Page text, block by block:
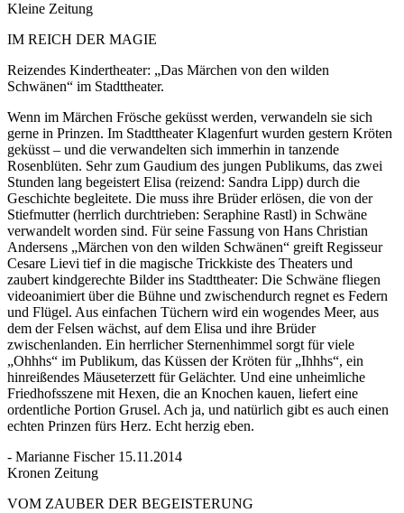
Kleine Zeitung
IM REICH DER MAGIE
Reizendes Kindertheater: „Das Märchen von den wilden
Schwänen“ im Stadttheater.
Wenn im Märchen Frösche geküsst werden, verwandeln sie sich
gerne in Prinzen. Im Stadttheater Klagenfurt wurden gestern Kröten
geküsst – und die verwandelten sich immerhin in tanzende
Rosenblüten. Sehr zum Gaudium des jungen Publikums, das zwei
Stunden lang begeistert Elisa (reizend: Sandra Lipp) durch die
Geschichte begleitete. Die muss ihre Brüder erlösen, die von der
Stiefmutter (herrlich durchtrieben: Seraphine Rastl) in Schwäne
verwandelt worden sind. Für seine Fassung von Hans Christian
Andersens „Märchen von den wilden Schwänen“ greift Regisseur
Cesare Lievi tief in die magische Trickkiste des Theaters und
zaubert kindgerechte Bilder ins Stadttheater: Die Schwäne fliegen
videoanimiert über die Bühne und zwischendurch regnet es Federn
und Flügel. Aus einfachen Tüchern wird ein wogendes Meer, aus
dem der Felsen wächst, auf dem Elisa und ihre Brüder
zwischenlanden. Ein herrlicher Sternenhimmel sorgt für viele
„Ohhhs“ im Publikum, das Küssen der Kröten für „Ihhhs“, ein
hinreißendes Mäuseterzett für Gelächter. Und eine unheimliche
Friedhofsszene mit Hexen, die an Knochen kauen, liefert eine
ordentliche Portion Grusel. Ach ja, und natürlich gibt es auch einen
echten Prinzen fürs Herz. Echt herzig eben.
- Marianne Fischer 15.11.2014
Kronen Zeitung
VOM ZAUBER DER BEGEISTERUNG